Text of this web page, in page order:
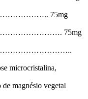
75mg
75mg
microcristalina,
magnésio vegetal